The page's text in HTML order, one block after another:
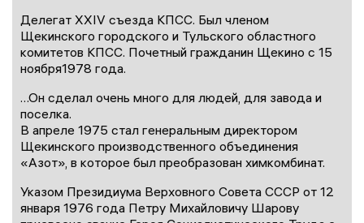
Делегат XXIV съезда КПСС. Был членом
Щекинского городского и Тульского областного
комитетов КПСС. Почетный гражданин Щекино с 15
ноября1978 года.
…Он сделал очень много для людей, для завода и
поселка.
В апреле 1975 стал генеральным директором
Щекинского производственного объединения
«Азот», в которое был преобразован химкомбинат.
Указом Президиума Верховного Совета СССР от 12
января 1976 года Петру Михайловичу Шарову